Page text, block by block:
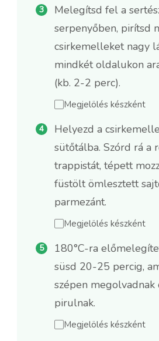
Melegítsd fel a
serpenyőben, pirítsd
csirkemelleket nagy
mindkét oldalukon
(kb. 2-2 perc).
Megjelölés készként
Helyezd a
sütőtálba. Szórd rá a
trappistát, tépett
füstölt ömlesztett
parmezánt.
Megjelölés készként
180°C-ra
süsd 20-25 percig,
szépen megolvadnak
pirulnak.
Megjelölés készként